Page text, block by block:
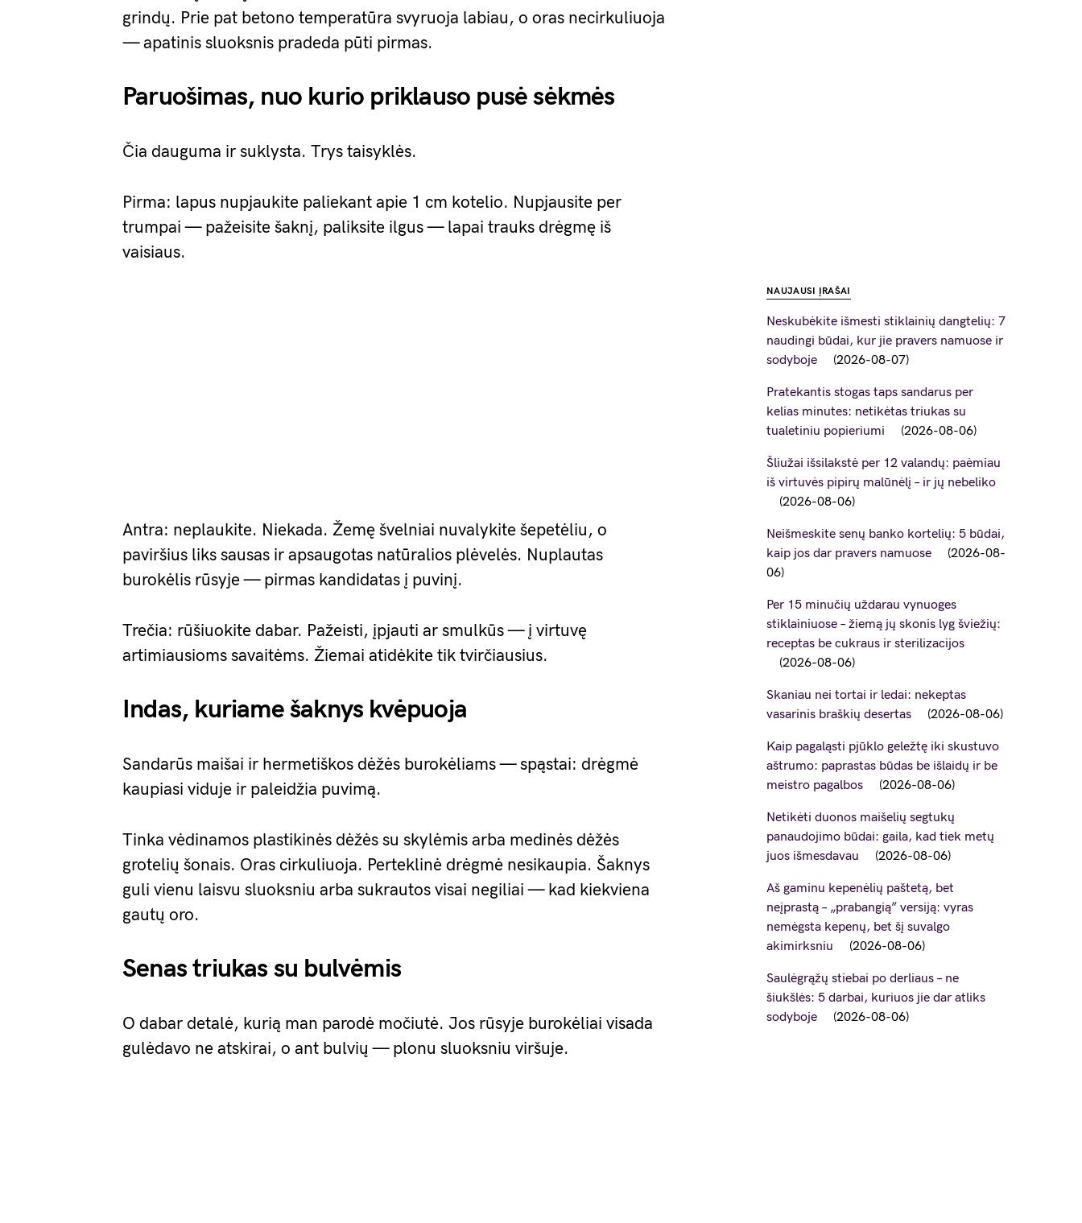
grindų. Prie pat betono temperatūra svyruoja labiau, o oras necirkuliuoja
— apatinis sluoksnis pradeda pūti pirmas.
Paruošimas, nuo kurio priklauso pusė sėkmės
Čia dauguma ir suklysta. Trys taisyklės.
Pirma: lapus nupjaukite paliekant apie 1 cm kotelio. Nupjausite per
trumpai — pažeisite šaknį, paliksite ilgus — lapai trauks drėgmę iš
vaisiaus.
Antra: neplaukite. Niekada. Žemę švelniai nuvalykite šepetėliu, o
paviršius liks sausas ir apsaugotas natūralios plėvelės. Nuplautas
burokėlis rūsyje — pirmas kandidatas į puvinį.
Trečia: rūšiuokite dabar. Pažeisti, įpjauti ar smulkūs — į virtuvę
artimiausioms savaitėms. Žiemai atidėkite tik tvirčiausius.
Indas, kuriame šaknys kvėpuoja
Sandarūs maišai ir hermetiškos dėžės burokėliams — spąstai: drėgmė
kaupiasi viduje ir paleidžia puvimą.
Tinka vėdinamos plastikinės dėžės su skylėmis arba medinės dėžės
grotelių šonais. Oras cirkuliuoja. Perteklinė drėgmė nesikaupia. Šaknys
guli vienu laisvu sluoksniu arba sukrautos visai negiliai — kad kiekviena
gautų oro.
Senas triukas su bulvėmis
O dabar detalė, kurią man parodė močiutė. Jos rūsyje burokėliai visada
gulėdavo ne atskirai, o ant bulvių — plonu sluoksniu viršuje.
NAUJAUSI ĮRAŠAI
Neskubėkite išmesti stiklainių dangtelių: 7
naudingi būdai, kur jie pravers namuose ir
sodyboje
2026-08-07
Pratekantis stogas taps sandarus per
kelias minutes: netikėtas triukas su
tualetiniu popieriumi
2026-08-06
Šliužai išsilakstė per 12 valandų: paėmiau
iš virtuvės pipirų malūnėlį – ir jų nebeliko
2026-08-06
Neišmeskite senų banko kortelių: 5 būdai,
kaip jos dar pravers namuose
2026-08-
06
Per 15 minučių uždarau vynuoges
stiklainiuose – žiemą jų skonis lyg šviežių:
receptas be cukraus ir sterilizacijos
2026-08-06
Skaniau nei tortai ir ledai: nekeptas
vasarinis braškių desertas
2026-08-06
Kaip pagaląsti pjūklo geležtę iki skustuvo
aštrumo: paprastas būdas be išlaidų ir be
meistro pagalbos
2026-08-06
Netikėti duonos maišelių segtukų
panaudojimo būdai: gaila, kad tiek metų
juos išmesdavau
2026-08-06
Aš gaminu kepenėlių paštetą, bet
neįprastą – „prabangią” versiją: vyras
nemėgsta kepenų, bet šį suvalgo
akimirksniu
2026-08-06
Saulėgrąžų stiebai po derliaus – ne
šiukšlės: 5 darbai, kuriuos jie dar atliks
sodyboje
2026-08-06